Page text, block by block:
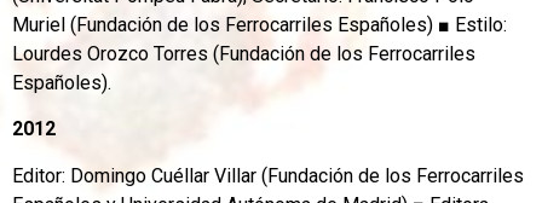
Muriel (Fundación de los Ferrocarriles Españoles) ■ Estilo:
Lourdes Orozco Torres (Fundación de los Ferrocarriles
Españoles).
2012
Editor: Domingo Cuéllar Villar (Fundación de los Ferrocarriles